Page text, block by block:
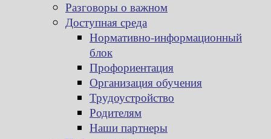
Разговоры о важном
Доступная среда
Нормативно-информационный
блок
Профориентация
Организация обучения
Трудоустройство
Родителям
Наши партнеры